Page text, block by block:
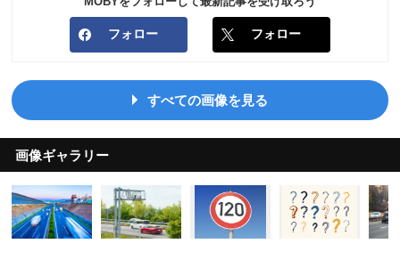
フォロー フォロー
すべての画像を見る
画像ギャラリー